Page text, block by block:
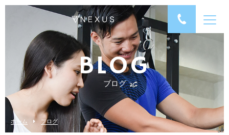
BLOG
ブログ
ホーム ブログ